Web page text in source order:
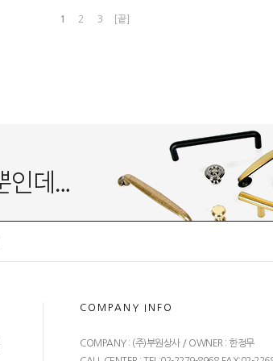
1 2 3 [끝]
COMPANY INFO
COMPANY : (주)부원상사 / OWNER : 한정무